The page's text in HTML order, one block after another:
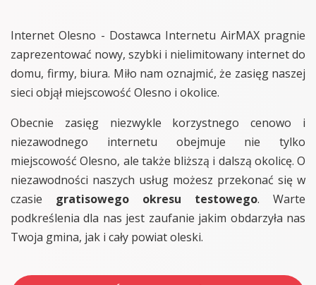
Internet Olesno - Dostawca Internetu AirMAX pragnie
zaprezentować nowy, szybki i nielimitowany internet do
domu, firmy, biura. Miło nam oznajmić, że zasięg naszej
sieci objął miejscowość Olesno i okolice.
Obecnie zasięg niezwykle korzystnego cenowo i
niezawodnego internetu obejmuje nie tylko
miejscowość Olesno, ale także bliższą i dalszą okolicę. O
niezawodności naszych usług możesz przekonać się w
czasie gratisowego okresu testowego. Warte
podkreślenia dla nas jest zaufanie jakim obdarzyła nas
Twoja gmina, jak i cały powiat oleski.